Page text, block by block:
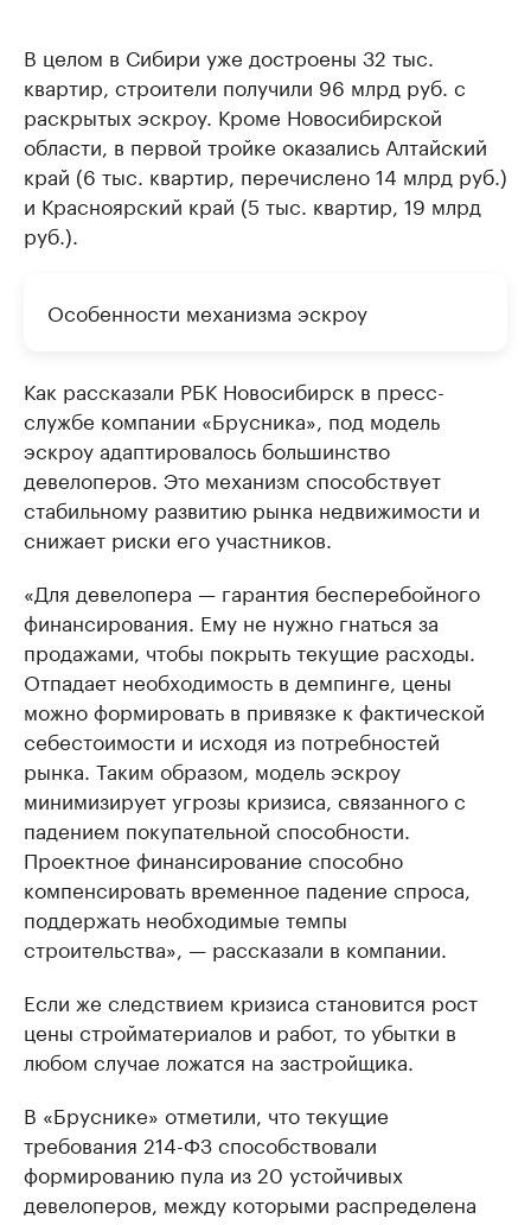
В целом в Сибири уже достроены 32 тыс.
квартир, строители получили 96 млрд руб. с
раскрытых эскроу. Кроме Новосибирской
области, в первой тройке оказались Алтайский
край (6 тыс. квартир, перечислено 14 млрд руб.)
и Красноярский край (5 тыс. квартир, 19 млрд
руб.).
Особенности механизма эскроу
Как рассказали РБК Новосибирск в пресс-
службе компании «Брусника», под модель
эскроу адаптировалось большинство
девелоперов. Это механизм способствует
стабильному развитию рынка недвижимости и
снижает риски его участников.
«Для девелопера — гарантия бесперебойного
финансирования. Ему не нужно гнаться за
продажами, чтобы покрыть текущие расходы.
Отпадает необходимость в демпинге, цены
можно формировать в привязке к фактической
себестоимости и исходя из потребностей
рынка. Таким образом, модель эскроу
минимизирует угрозы кризиса, связанного с
падением покупательной способности.
Проектное финансирование способно
компенсировать временное падение спроса,
поддержать необходимые темпы
строительства», — рассказали в компании.
Если же следствием кризиса становится рост
цены стройматериалов и работ, то убытки в
любом случае ложатся на застройщика.
В «Бруснике» отметили, что текущие
требования 214-ФЗ способствовали
формированию пула из 20 устойчивых
девелоперов, между которыми распределена